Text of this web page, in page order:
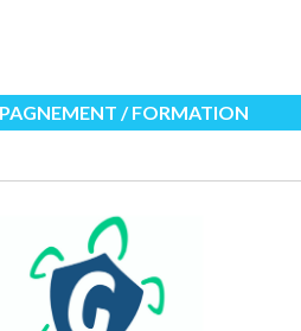
/ FORMATION